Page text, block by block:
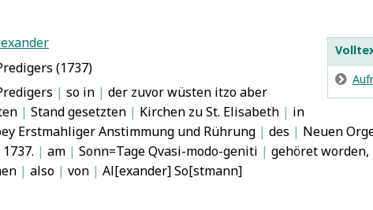
E
(1737)
| so in | der zuvor wüsten itzo aber
| Stand gesetzten | Kirchen zu St. Elisabeth | in
Erstmahliger Anstimmung und Rührung | des | Neuen
| am | Sonn=Tage Qvasi-modo-geniti | gehöret worden,
| also | von | Al[exander] So[stmann]